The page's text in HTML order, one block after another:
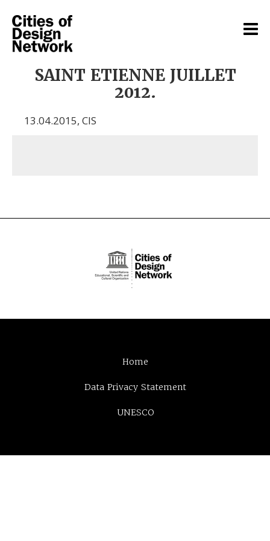
SAINT ETIENNE JUILLET
2012.
13.04.2015, CIS
Home
Data Privacy Statement
UNESCO